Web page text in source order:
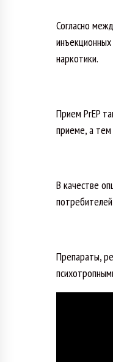
Согласно
наркотики.
Прием PrEP
приеме, а
В качестве
Препараты,